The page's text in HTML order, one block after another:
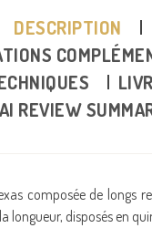
DESCRIPTION
AI REVIEW
composée de longs
longueur, disposés en